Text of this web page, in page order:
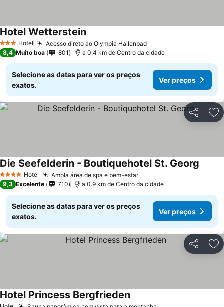
3 EstrelasHotel Acesso direto ao Olympia HallenbadVer preços
Hotel WettersteinVer preços
8,4 Muito boa 801 a 0.4 km de Centro da cidade
Selecione as datas para ver os preços
exatos.
Ver preços
Partilhar
4 EstrelasHotel Ampla área de spa e bem-estarVer preços
Die Seefelderin - Boutiquehotel St. Georg
9,3 Excelente 710 a 0.9 km de Centro da cidade
Selecione as datas para ver os preços
exatos.
Ver preços
Partilhar
Hotel Princess BergfriedenVer preços